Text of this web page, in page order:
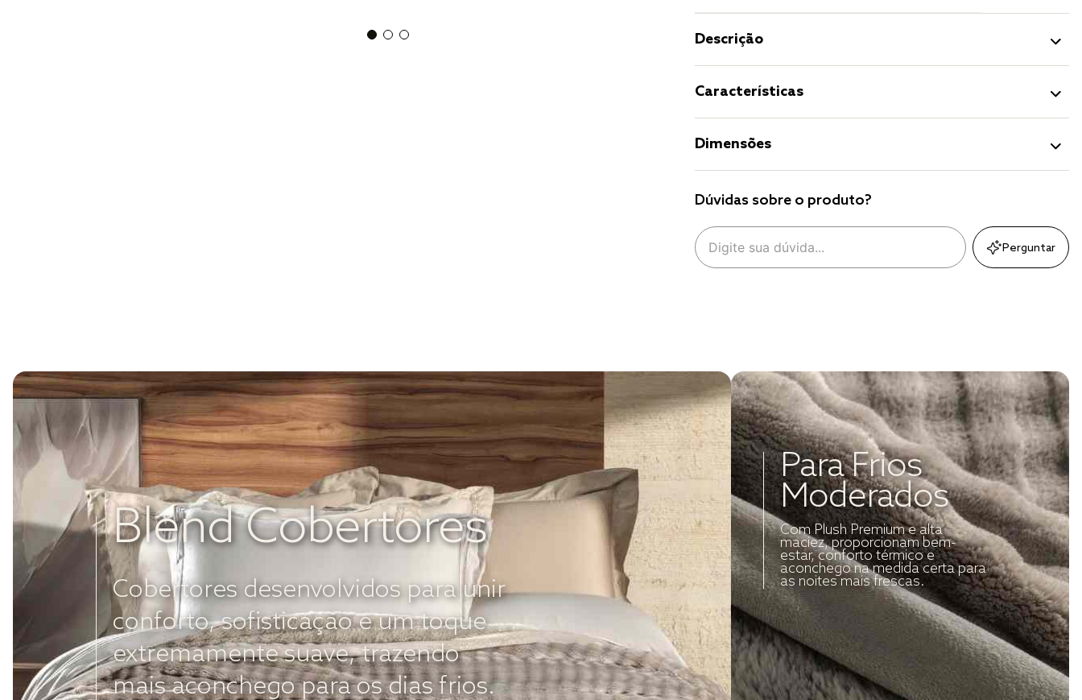
Descrição
Características
Dimensões
Dúvidas sobre o produto?
Perguntar
Blend Cobertores
Cobertores desenvolvidos para unir
conforto, sofisticação e um toque
extremamente suave, trazendo
mais aconchego para os dias frios.
Para Frios
Moderados
Com Plush Premium e alta
maciez, proporcionam bem-
estar, conforto térmico e
aconchego na medida certa para
as noites mais frescas.